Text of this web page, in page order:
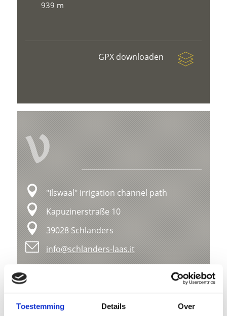
Toestemming Details Over
939 m
GPX downloaden
V
"Ilswaal" irrigation channel path
Kapuzinerstraße 10
39028 Schlanders
info@schlanders-laas.it
Ligging
Impressies